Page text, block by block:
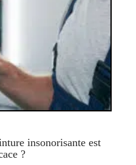
insonorisante est
?